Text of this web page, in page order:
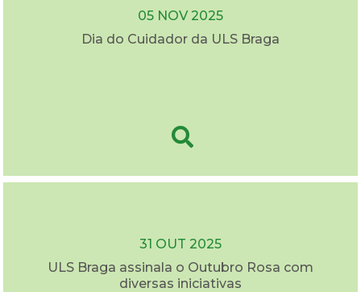
05 NOV 2025
Dia do Cuidador da ULS Braga
31 OUT 2025
ULS Braga assinala o Outubro Rosa com
diversas iniciativas